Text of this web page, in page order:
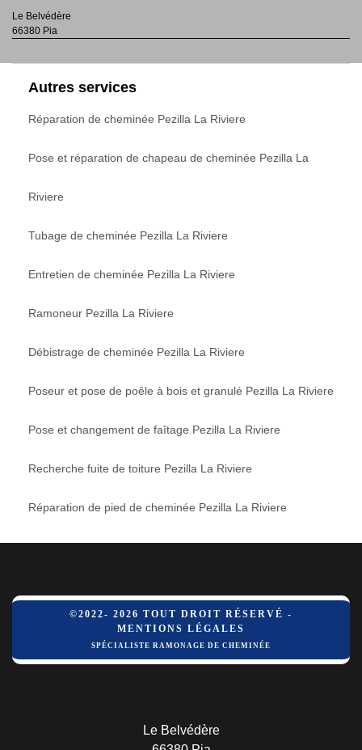
Le Belvédère
66380 Pia
Autres services
Réparation de cheminée Pezilla La Riviere
Pose et réparation de chapeau de cheminée Pezilla La
Riviere
Tubage de cheminée Pezilla La Riviere
Entretien de cheminée Pezilla La Riviere
Ramoneur Pezilla La Riviere
Débistrage de cheminée Pezilla La Riviere
Poseur et pose de poêle à bois et granulé Pezilla La Riviere
Pose et changement de faîtage Pezilla La Riviere
Recherche fuite de toiture Pezilla La Riviere
Réparation de pied de cheminée Pezilla La Riviere
©2022- 2026 TOUT DROIT RÉSERVÉ -
MENTIONS LÉGALES
SPÉCIALISTE RAMONAGE DE CHEMINÉE
Le Belvédère